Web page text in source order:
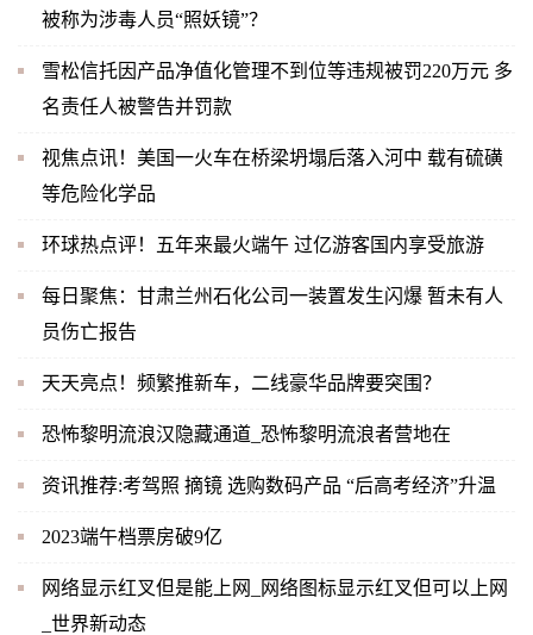
被称为涉毒人员“照妖镜”？
雪松信托因产品净值化管理不到位等违规被罚220万元 多
名责任人被警告并罚款
视焦点讯！美国一火车在桥梁坍塌后落入河中 载有硫磺
等危险化学品
环球热点评！五年来最火端午 过亿游客国内享受旅游
每日聚焦：甘肃兰州石化公司一装置发生闪爆 暂未有人
员伤亡报告
天天亮点！频繁推新车，二线豪华品牌要突围？
恐怖黎明流浪汉隐藏通道_恐怖黎明流浪者营地在
资讯推荐:考驾照 摘镜 选购数码产品 “后高考经济”升温
2023端午档票房破9亿
网络显示红叉但是能上网_网络图标显示红叉但可以上网
_世界新动态